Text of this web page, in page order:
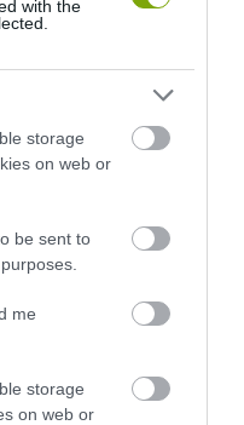
with the
storage
on web or
be sent to
me
storage
on web or
PEDIG VAN SZÁRNYA